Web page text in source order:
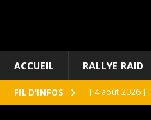
ACCUEIL RALLYE RAID
FIL D'INFOS [ 4 août 2026 ]